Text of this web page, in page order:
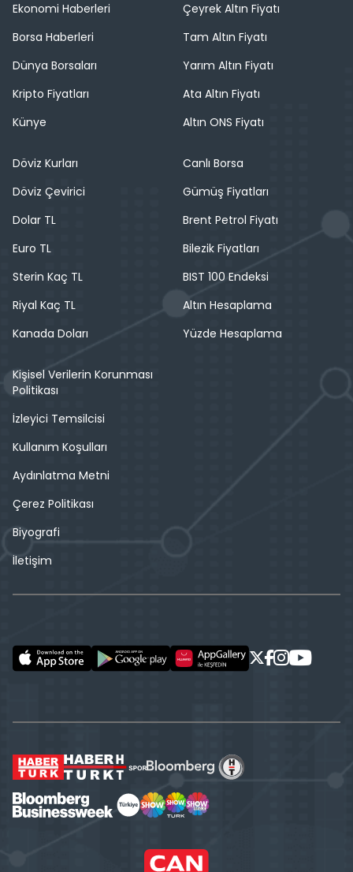
Ekonomi Haberleri
Borsa Haberleri
Dünya Borsaları
Kripto Fiyatları
Künye
Çeyrek Altın Fiyatı
Tam Altın Fiyatı
Yarım Altın Fiyatı
Ata Altın Fiyatı
Altın ONS Fiyatı
Döviz Kurları
Döviz Çevirici
Dolar TL
Euro TL
Sterin Kaç TL
Riyal Kaç TL
Kanada Doları
Canlı Borsa
Gümüş Fiyatları
Brent Petrol Fiyatı
Bilezik Fiyatları
BIST 100 Endeksi
Altın Hesaplama
Yüzde Hesaplama
Kişisel Verilerin Korunması
Politikası
İzleyici Temsilcisi
Kullanım Koşulları
Aydınlatma Metni
Çerez Politikası
Biyografi
İletişim